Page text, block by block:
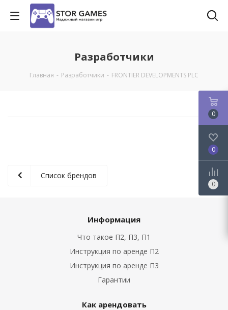
Разработчики
Главная - Разработчики - FRONTIER DEVELOPMENTS PLC
Список брендов
Информация
Что такое П2, П3, П1
Инструкция по аренде П2
Инструкция по аренде П3
Гарантии
Как арендовать
0
0
0